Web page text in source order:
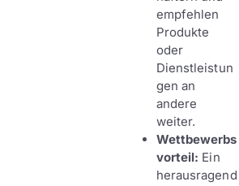
empfehlen
Produkte
oder
Dienstleistun
gen an
andere
weiter.
Wettbewerbs
vorteil: Ein
herausragend